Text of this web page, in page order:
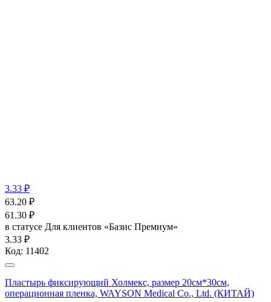
3.33 ₽
63.20 ₽
61.30 ₽
в статусе Для клиентов «Базис Премиум»
3.33 ₽
Код: 11402
Пластырь фиксирующий Холмекс, размер 20см*30см,
операционная пленка, WAYSON Medical Co., Ltd. (КИТАЙ)